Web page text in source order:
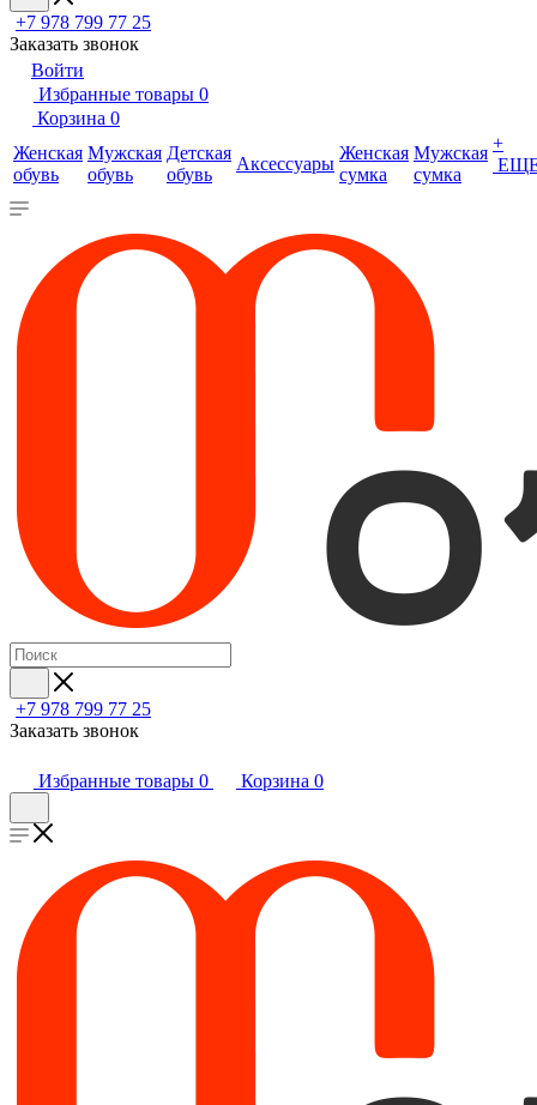
+7 978 799 77 25
Заказать звонок
Войти
Избранные товары 0
Корзина 0
Женская
обувь
Мужская
обувь
Детская
обувь
Аксессуары
Женская
сумка
Мужская
сумка
+
+7 978 799 77 25
Заказать звонок
Избранные товары 0 Корзина 0